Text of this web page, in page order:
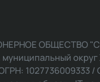
ОБЩЕСТВО
муниципальный
1027736009333